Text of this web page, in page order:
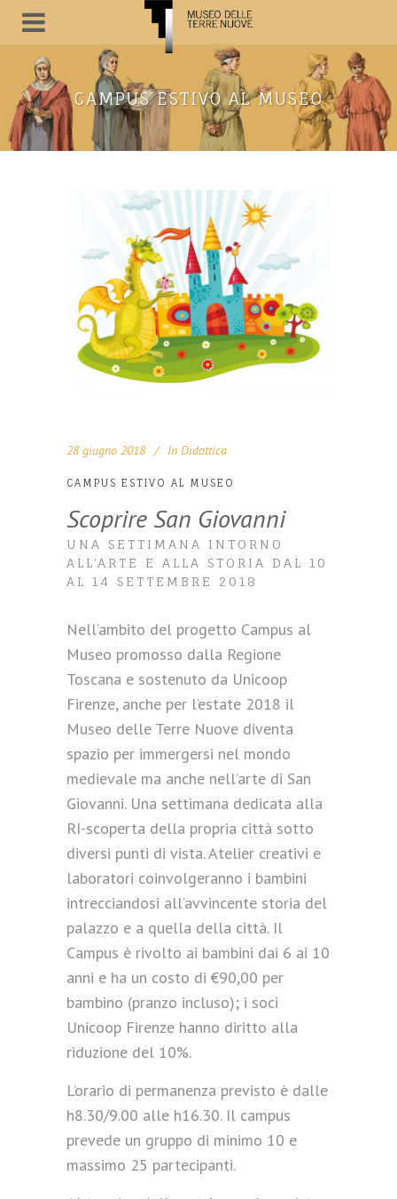
CAMPUS ESTIVO AL MUSEO
28 giugno 2018 In Didattica
CAMPUS ESTIVO AL MUSEO
Scoprire San Giovanni
UNA SETTIMANA INTORNO
ALL’ARTE E ALLA STORIA DAL 10
AL 14 SETTEMBRE 2018
Nell’ambito del progetto Campus al
Museo promosso dalla Regione
Toscana e sostenuto da Unicoop
Firenze, anche per l’estate 2018 il
Museo delle Terre Nuove diventa
spazio per immergersi nel mondo
medievale ma anche nell’arte di San
Giovanni. Una settimana dedicata alla
RI-scoperta della propria città sotto
diversi punti di vista. Atelier creativi e
laboratori coinvolgeranno i bambini
intrecciandosi all’avvincente storia del
palazzo e a quella della città. Il
Campus è rivolto ai bambini dai 6 ai 10
anni e ha un costo di €90,00 per
bambino (pranzo incluso); i soci
Unicoop Firenze hanno diritto alla
riduzione del 10%.
L’orario di permanenza previsto è dalle
h8.30/9.00 alle h16.30. Il campus
prevede un gruppo di minimo 10 e
massimo 25 partecipanti.